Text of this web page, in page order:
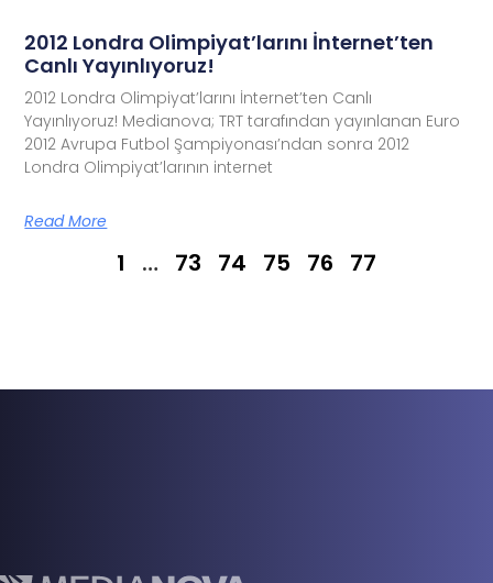
2012 Londra Olimpiyat’larını İnternet’ten
Canlı Yayınlıyoruz!
2012 Londra Olimpiyat’larını İnternet’ten Canlı
Yayınlıyoruz! Medianova; TRT tarafından yayınlanan Euro
2012 Avrupa Futbol Şampiyonası’ndan sonra 2012
Londra Olimpiyat’larının internet
Read More
1 … 73 74 75 76 77